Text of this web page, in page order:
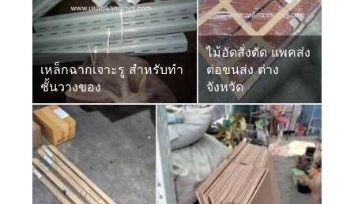
เหล็กฉากเจาะรู สำหรับทำ
ชั้นวางของ
ไม้อัดสั่งตัด แพคส่ง
ต่อขนส่ง ต่าง
จังหวัด